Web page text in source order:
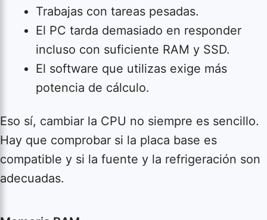
Trabajas con tareas pesadas.
El PC tarda demasiado en responder
incluso con suficiente RAM y SSD.
El software que utilizas exige más
potencia de cálculo.
Eso sí, cambiar la CPU no siempre es sencillo.
Hay que comprobar si la placa base es
compatible y si la fuente y la refrigeración son
adecuadas.